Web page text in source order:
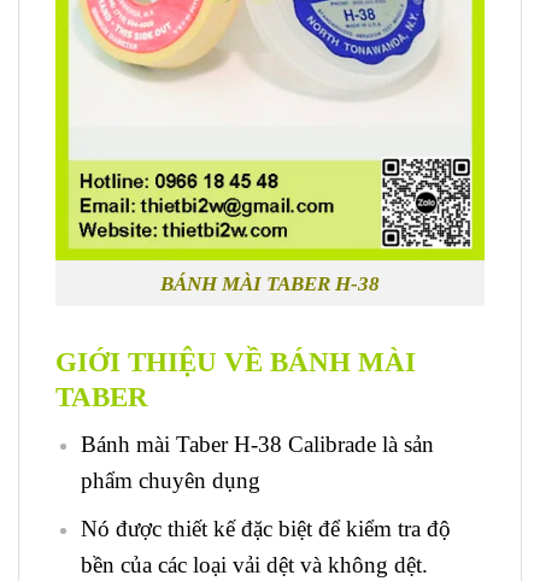
BÁNH MÀI TABER H-38
GIỚI THIỆU VỀ BÁNH MÀI
TABER
Bánh mài Taber H-38 Calibrade là sản
phẩm chuyên dụng
Nó được thiết kế đặc biệt để kiểm tra độ
bền của các loại vải dệt và không dệt.